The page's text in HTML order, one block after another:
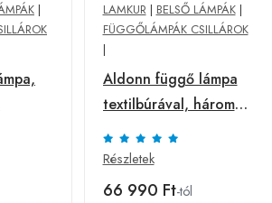
|
LAMKUR| BELSŐ LÁMPÁK|
FÜGGŐLÁMPÁK CSILLÁROK
|
Aldonn függő lámpa
textilbúrával, három
izzós
Részletek
66 990 Ft-tól